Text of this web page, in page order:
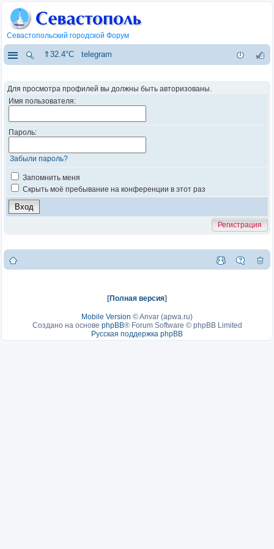
Севастопольский городской Форум
⇑32.4°C telegram
Для просмотра профилей вы должны быть авторизованы.
Имя пользователя:
Пароль:
Забыли пароль?
Запомнить меня
Скрыть моё пребывание на конференции в этот раз
Регистрация
[Полная версия]
Mobile Version ©Anvar (apwa.ru)
Создано на основе phpBB® Forum Software © phpBB Limited
Русская поддержка phpBB